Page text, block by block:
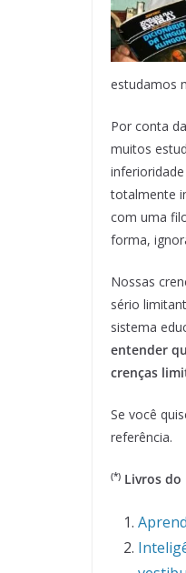
estudamos
Por conta
muitos
totalmente
com uma
forma,
Nossas
sério
sistema
entender
crenças
Se você
referência.
(*) Livros do